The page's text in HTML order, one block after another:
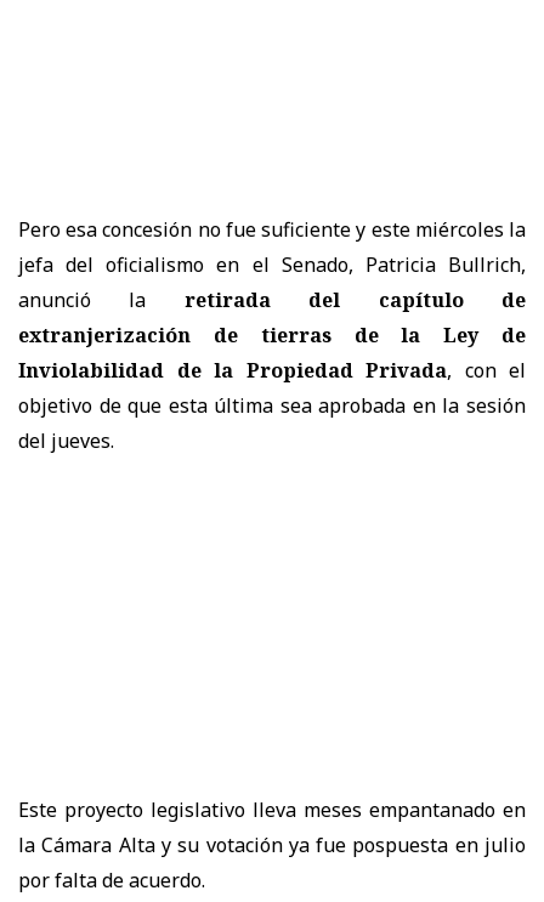
Pero esa concesión no fue suficiente y este miércoles la
jefa del oficialismo en el Senado, Patricia Bullrich,
anunció la retirada del capítulo de
extranjerización de tierras de la Ley de
Inviolabilidad de la Propiedad Privada, con el
objetivo de que esta última sea aprobada en la sesión
del jueves.
Este proyecto legislativo lleva meses empantanado en
la Cámara Alta y su votación ya fue pospuesta en julio
por falta de acuerdo.